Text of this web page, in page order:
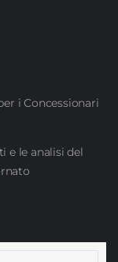
i Concessionari
e le analisi del